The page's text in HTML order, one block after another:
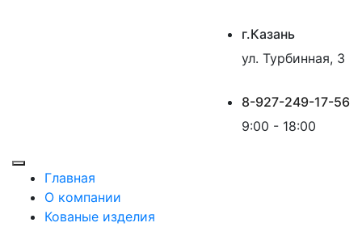
г.Казань
ул. Турбинная, 3
8-927-249-17-56
9:00 - 18:00
Главная
О компании
Кованые изделия